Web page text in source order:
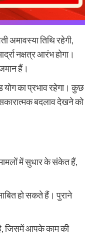
अमावस्या तिथि रहेगी,
नक्षत्र आरंभ होगा।
हैं।
योग का प्रभाव रहेगा। कुछ
सकारात्मक बदलाव देखने को
में सुधार के संकेत हैं,
हो सकते हैं। पुराने
है, जिसमें आपके काम की